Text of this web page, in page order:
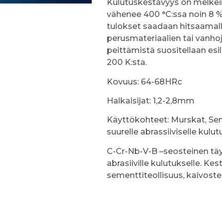
Kulutuskestävyys on
vähenee 400 °C:ssa noin 8
tulokset saadaan
perusmateriaalien tai
peittämistä suositellaan
200 K:sta.
Kovuus: 64-68HRc
Halkaisijat: 1,2-2,8mm
Käyttökohteet: Murskat,
suurelle abrassiiviselle
C-Cr-Nb-V-B –seosteinen
abrasiiville kulutukselle.
sementtiteollisuus,